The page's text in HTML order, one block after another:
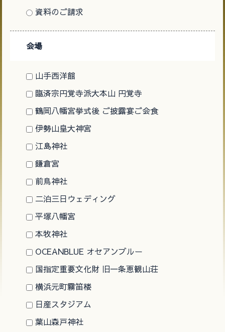
資料のご請求
会場
山手西洋館
臨済宗円覚寺派大本山 円覚寺
鶴岡八幡宮挙式後 ご披露宴ご会食
伊勢山皇大神宮
江島神社
鎌倉宮
前鳥神社
二泊三日ウェディング
平塚八幡宮
本牧神社
OCEANBLUE オセアンブルー
国指定重要文化財 旧一条恵観山荘
横浜元町霧笛楼
日産スタジアム
葉山森戸神社